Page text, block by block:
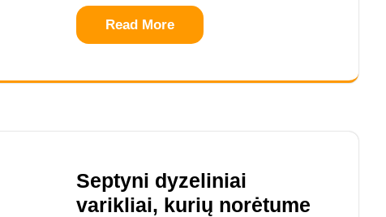
Read More
Septyni dyzeliniai
varikliai, kurių norėtume